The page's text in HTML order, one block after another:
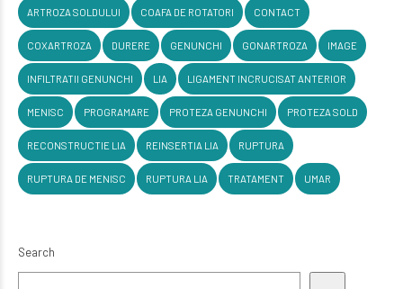
ARTROZA SOLDULUI COAFA DE ROTATORI CONTACT
COXARTROZA DURERE GENUNCHI GONARTROZA IMAGE
INFILTRATII GENUNCHI LIA LIGAMENT INCRUCISAT ANTERIOR
MENISC PROGRAMARE PROTEZA GENUNCHI PROTEZA SOLD
RECONSTRUCTIE LIA REINSERTIA LIA RUPTURA
RUPTURA DE MENISC RUPTURA LIA TRATAMENT UMAR
Search